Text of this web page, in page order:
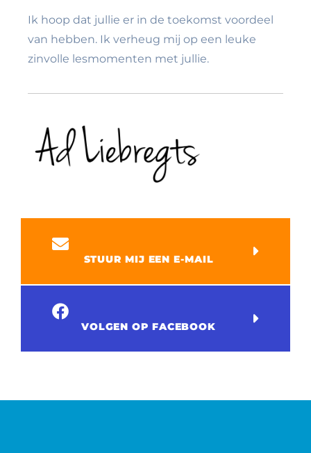
Ik hoop dat jullie er in de toekomst voordeel
van hebben. Ik verheug mij op een leuke
zinvolle lesmomenten met jullie.
STUUR MIJ EEN E-MAIL
VOLGEN OP FACEBOOK